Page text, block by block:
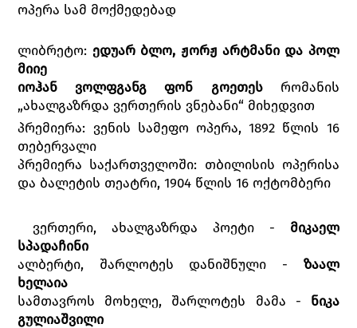
ოპერა სამ მოქმედებად
ლიბრეტო: ედუარ ბლო, ჟორჟ არტმანი და პოლ
მიიე
იოჰან
ვოლფგანგ ფონ გოეთესრომანის
„ახალგაზრდა ვერთერის ვნებანი“ მიხედვით
პრემიერა: ვენის სამეფო ოპერა, 1892 წლის 16
თებერვალი
პრემიერა საქართველოში: თბილისის ოპერისა
და ბალეტის თეატრი, 1904 წლის 16 ოქტომბერი
ვერთერი, ახალგაზრდა პოეტი - მიკაელ
სპადაჩინი
ალბერტი, შარლოტეს დანიშნული - ზაალ
ხელაია
სამთავროს მოხელე, შარლოტეს მამა - ნიკა
გულიაშვილი